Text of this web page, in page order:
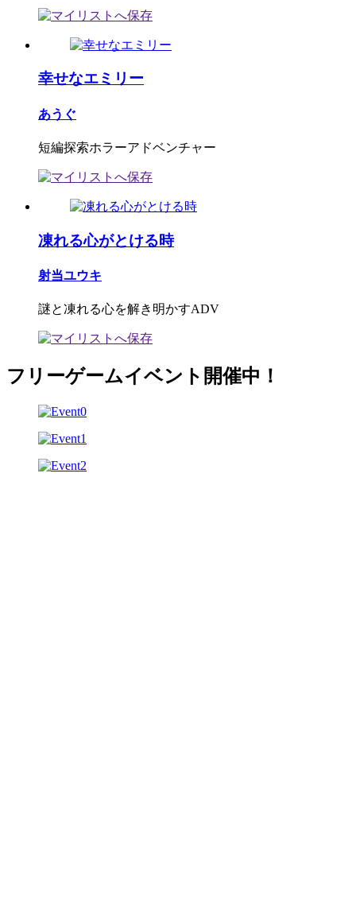
幸せなエミリー
あうぐ
短編探索ホラーアドベンチャー
凍れる心がとける時
射当ユウキ
謎と凍れる心を解き明かすADV
フリーゲームイベント開催中！